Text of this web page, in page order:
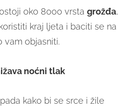
oko 8000 vrsta grožđa,
kraj ljeta i baciti se na
vam objasniti.
noćni tlak
pada kako bi se srce i žile